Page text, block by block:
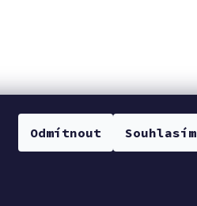
Odmítnout Souhlasím